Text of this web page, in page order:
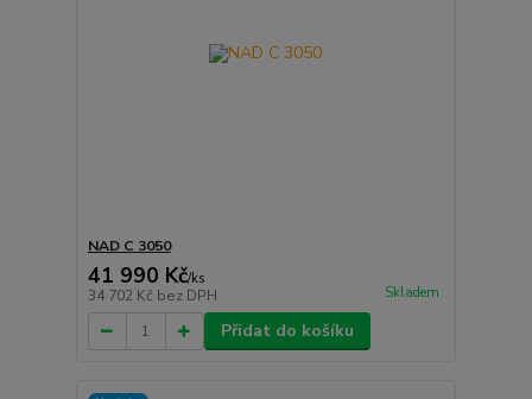
NAD C 3050
41 990 Kč/ks
34 702 Kč bez DPH Skladem
Přidat do košíku